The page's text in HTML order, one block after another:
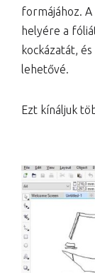
formájához.
helyére a
kockázatát,
lehetővé.
Ezt kínáljuk